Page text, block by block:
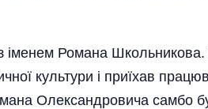
іменем Романа Школьникова.
культури і приїхав
Олександровича самбо